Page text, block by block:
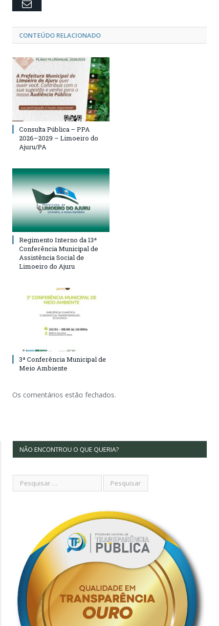
Email
CONTEÚDO RELACIONADO
Consulta Pública – PPA
2026–2029 – Limoeiro do
Ajuru/PA
Regimento Interno da 13ª
Conferência Municipal de
Assistência Social de
Limoeiro do Ajuru
3ª Conferência Municipal de
Meio Ambiente
Os comentários estão fechados.
NÃO ENCONTROU O QUE QUERIA?